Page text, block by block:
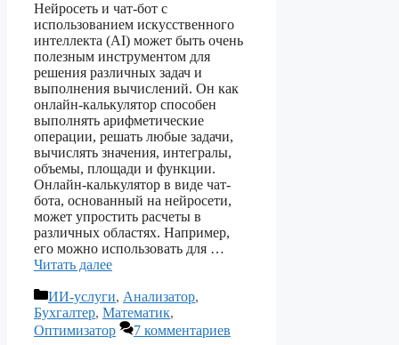
Нейросеть и чат-бот с
использованием искусственного
интеллекта (AI) может быть очень
полезным инструментом для
решения различных задач и
выполнения вычислений. Он как
онлайн-калькулятор способен
выполнять арифметические
операции, решать любые задачи,
вычислять значения, интегралы,
объемы, площади и функции.
Онлайн-калькулятор в виде чат-
бота, основанный на нейросети,
может упростить расчеты в
различных областях. Например,
его можно использовать для …
Читать далее
Рубрики
ИИ-услуги, Анализатор,
Бухгалтер, Математик,
Оптимизатор
7 комментариев